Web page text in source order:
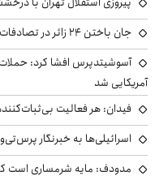
جان باختن ۲۴ زائر در تصادفات اربعینی؛ ۶۷ میلیون تردد ثبت شد
آمریکایی شد
فیدان: هر فعالیت
اسرائیلی‌ها به خبرنگار
مدودف: مایه شرمساری است که